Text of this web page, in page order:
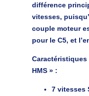
différence
vitesses,
couple moteur
pour le C5, et
Caractéristiques
HMS »:
7 vitesses